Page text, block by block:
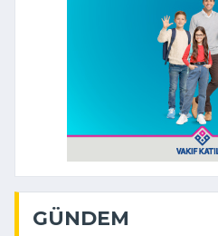
GÜNDEM